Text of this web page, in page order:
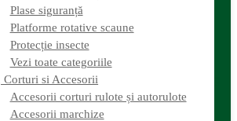
toate categoriile
Conversii
interior
pentru exterior
și sigilanți
conditionat rulota / autorulota camping
și sanitare
Plase siguranță
Platforme rotative scaune
Protecție insecte
Vezi toate categoriile
Corturi si Accesorii
Accesorii corturi rulote și autorulote
Accesorii marchize